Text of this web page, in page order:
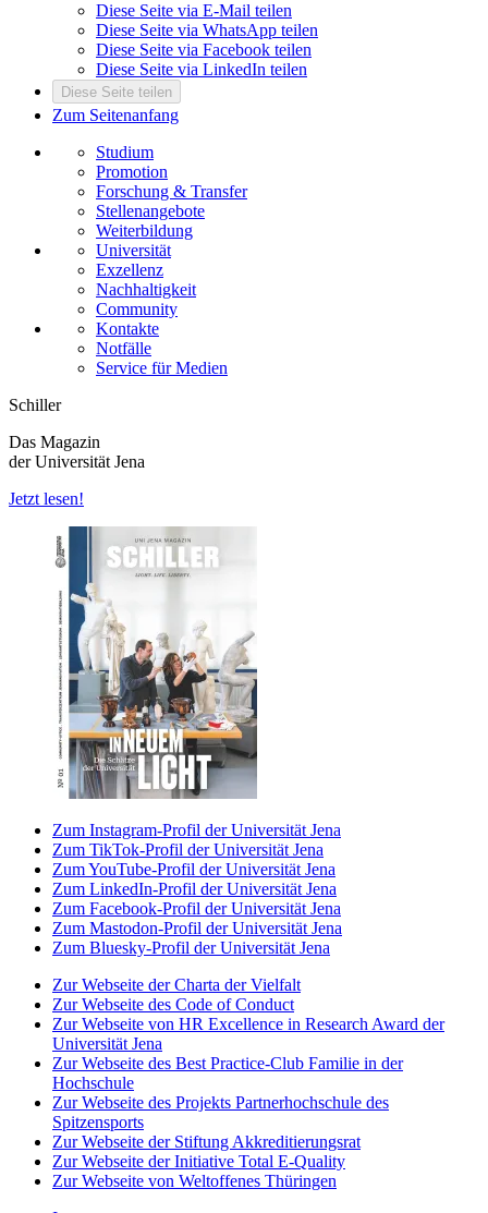
Diese Seite via E-Mail teilen
Diese Seite via WhatsApp teilen
Diese Seite via Facebook teilen
Diese Seite via LinkedIn teilen
Diese Seite teilen
Zum Seitenanfang
Studium
Promotion
Forschung & Transfer
Stellenangebote
Weiterbildung
Universität
Exzellenz
Nachhaltigkeit
Community
Kontakte
Notfälle
Service für Medien
Schiller
Das Magazin
der Universität Jena
Jetzt lesen!
Zum Instagram-Profil der Universität Jena
Zum TikTok-Profil der Universität Jena
Zum YouTube-Profil der Universität Jena
Zum LinkedIn-Profil der Universität Jena
Zum Facebook-Profil der Universität Jena
Zum Mastodon-Profil der Universität Jena
Zum Bluesky-Profil der Universität Jena
Zur Webseite der Charta der Vielfalt
Zur Webseite des Code of Conduct
Zur Webseite von HR Excellence in Research Award der
Universität Jena
Zur Webseite des Best Practice-Club Familie in der
Hochschule
Zur Webseite des Projekts Partnerhochschule des
Spitzensports
Zur Webseite der Stiftung Akkreditierungsrat
Zur Webseite der Initiative Total E-Quality
Zur Webseite von Weltoffenes Thüringen